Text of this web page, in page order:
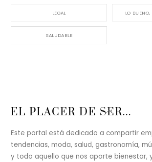
LEGAL LO BUENO,
SALUDABLE
Back
Top
EL PLACER DE SER...
Este portal está dedicado a compartir
tendencias, moda, salud, gastronomía,
y todo aquello que nos aporte bienestar,